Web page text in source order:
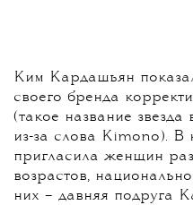
Ким Кардашьян
своего бренда
(такое название звезда
из-за слова Kimono). В
пригласила женщин
возрастов,
них – давняя подруга